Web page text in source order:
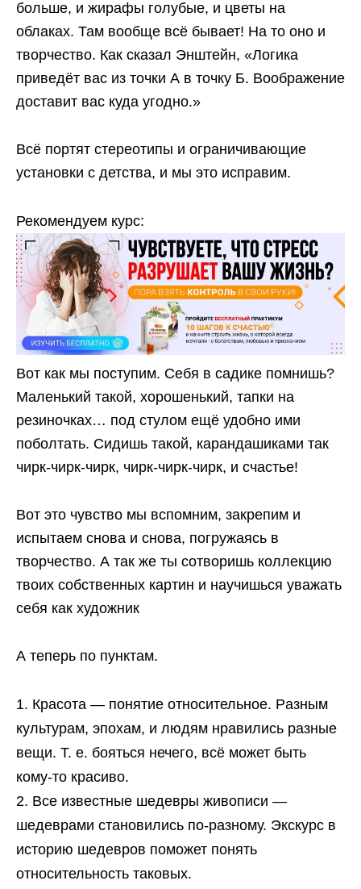
больше, и жирафы голубые, и цветы на
облаках. Там вообще всё бывает! На то оно и
творчество. Как сказал Энштейн, «Логика
приведёт вас из точки А в точку Б. Воображение
доставит вас куда угодно.»
Всё портят стереотипы и ограничивающие
установки с детства, и мы это исправим.
Рекомендуем курс:
Вот как мы поступим. Себя в садике помнишь?
Маленький такой, хорошенький, тапки на
резиночках… под стулом ещё удобно ими
поболтать. Сидишь такой, карандашиками так
чирк-чирк-чирк, чирк-чирк-чирк, и счастье!
Вот это чувство мы вспомним, закрепим и
испытаем снова и снова, погружаясь в
творчество. А так же ты сотворишь коллекцию
твоих собственных картин и научишься уважать
себя как художник
А теперь по пунктам.
Красота — понятие относительное. Pазным
культурам, эпохам, и людям нравились разные
вещи. Т. е. бояться нечего, всё может быть
кому-то красиво.
Все известные шедевры живописи —
шедеврами становились по-разному. Экскурс в
историю шедевров поможет понять
относительность таковых.